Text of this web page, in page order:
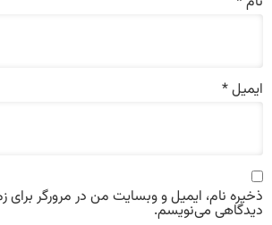
ایمیل*
ذخیره نام، ایمیل و وبسایت من در مرورگر برای
دیدگاهی می‌نویسم.